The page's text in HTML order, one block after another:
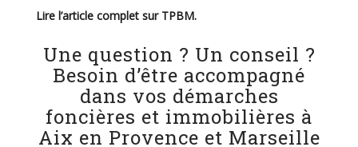
Lire l’article complet sur TPBM.
Une question ? Un conseil ?
Besoin d’être accompagné
dans vos démarches
foncières et immobilières à
Aix en Provence et Marseille